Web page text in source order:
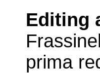
Editing
prima